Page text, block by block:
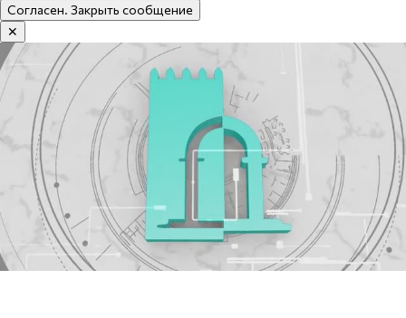
Согласен. Закрыть сообщение
✕